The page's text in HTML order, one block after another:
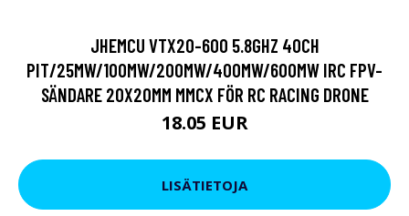
JHEMCU VTX20-600 5.8GHZ 40CH
PIT/25MW/100MW/200MW/400MW/600MW IRC FPV-
SÄNDARE 20X20MM MMCX FÖR RC RACING DRONE
18.05 EUR
LISÄTIETOJA